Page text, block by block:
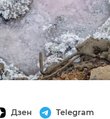
Дзен Telegram